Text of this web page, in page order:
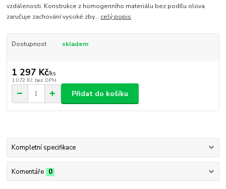
vzdálenosti. Konstrukce z homogenního materiálu bez podílu olova
zaručuje zachování vysoké zby... celý popis
Dostupnost skladem
1 297 Kč/ks
1 072 Kč bez DPH
Přidat do košíku
Kompletní specifikace
Komentáře 0